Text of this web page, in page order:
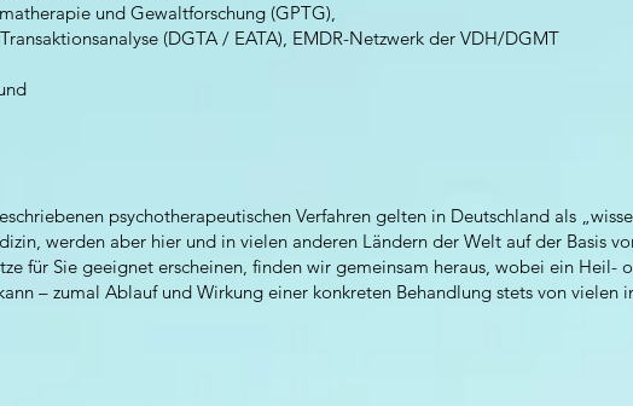
und Gewaltforschung (GPTG),
(DGTA / EATA), EMDR-Netzwerk der VDH/DGMT
psychotherapeutischen Verfahren gelten in Deutschland als
werden aber hier und in vielen anderen Ländern der Welt auf der Basis
für Sie geeignet erscheinen, finden wir gemeinsam heraus, wobei ein Heil-
– zumal Ablauf und Wirkung einer konkreten Behandlung stets von vielen